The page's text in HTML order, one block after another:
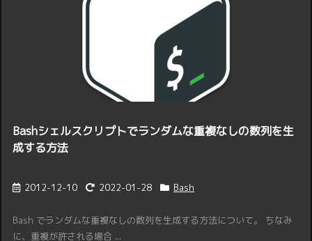
Bashシェルスクリプトでランダムな重複なしの数列を生
成する方法
2012-12-10 2022-01-28 Bash
Bash でランダムな重複なしの数列を生成する方法について。 ちなみ
に、重複が許される場合 ...